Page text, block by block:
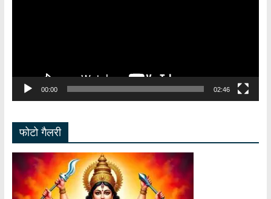
00:00 02:46
फोटो गैलरी